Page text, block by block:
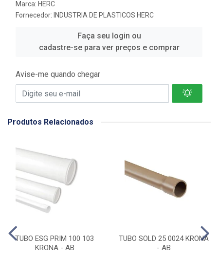
Marca: HERC
Fornecedor: INDUSTRIA DE PLASTICOS HERC
Faça seu login ou
cadastre-se para ver preços e comprar
Avise-me quando chegar
Produtos Relacionados
TUBO ESG PRIM 100 103
KRONA - AB
TUBO SOLD 25 0024 KRONA
- AB